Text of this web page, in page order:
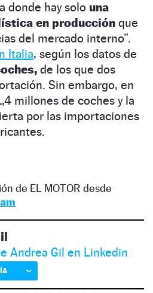
donde hay solo una
en producción que
del mercado interno”.
Italia, según los datos de
de los que dos
Sin embargo, en
millones de coches y la
por las importaciones
de EL MOTOR desde
Andrea Gil en Linkedin